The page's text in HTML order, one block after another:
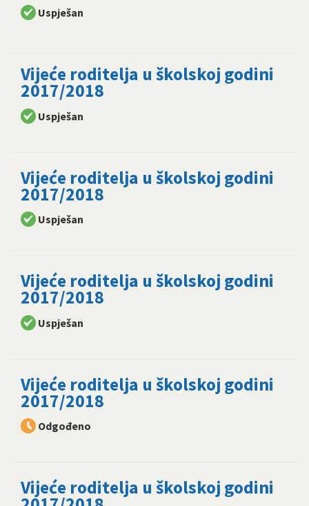
Uspješan
Vijeće roditelja u školskoj godini
2017/2018
Uspješan
Vijeće roditelja u školskoj godini
2017/2018
Uspješan
Vijeće roditelja u školskoj godini
2017/2018
Uspješan
Vijeće roditelja u školskoj godini
2017/2018
Odgođeno
Vijeće roditelja u školskoj godini